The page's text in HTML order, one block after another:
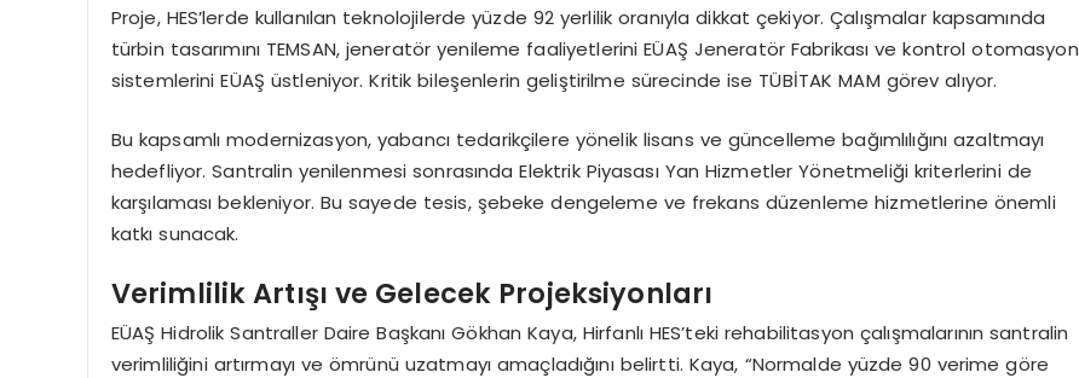
Proje, HES’lerde kullanılan teknolojilerde yüzde 92 yerlilik oranıyla dikkat çekiyor. Çalışmalar kapsamında
türbin tasarımını TEMSAN, jeneratör yenileme faaliyetlerini EÜAŞ Jeneratör Fabrikası ve kontrol otomasyon
sistemlerini EÜAŞ üstleniyor. Kritik bileşenlerin geliştirilme sürecinde ise TÜBİTAK MAM görev alıyor.
Bu kapsamlı modernizasyon, yabancı tedarikçilere yönelik lisans ve güncelleme bağımlılığını azaltmayı
hedefliyor. Santralin yenilenmesi sonrasında Elektrik Piyasası Yan Hizmetler Yönetmeliği kriterlerini de
karşılaması bekleniyor. Bu sayede tesis, şebeke dengeleme ve frekans düzenleme hizmetlerine önemli
katkı sunacak.
Verimlilik Artışı ve Gelecek Projeksiyonları
EÜAŞ Hidrolik Santraller Daire Başkanı Gökhan Kaya, Hirfanlı HES’teki rehabilitasyon çalışmalarının santralin
verimliliğini artırmayı ve ömrünü uzatmayı amaçladığını belirtti. Kaya, “Normalde yüzde 90 verime göre